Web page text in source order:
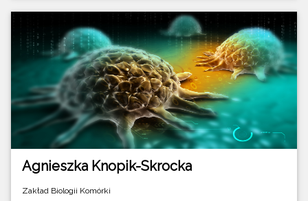
Agnieszka Knopik-Skrocka
Zakład Biologii Komórki